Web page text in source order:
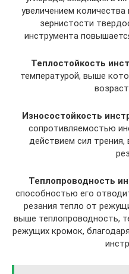
увеличением
зернистости
инструмента
Теплостойкость
температурой, выше
Износостойкость
сопротивляемостью
действием сил
Теплопроводность
способностью его
резания тепло от
выше теплопроводность,
режущих кромок,